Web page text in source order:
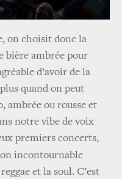
on choisit donc la
bière ambrée pour
d’avoir de la
quand on peut
ambrée ou rousse et
notre vibe de voix
premiers concerts,
incontournable
et la soul. C’est